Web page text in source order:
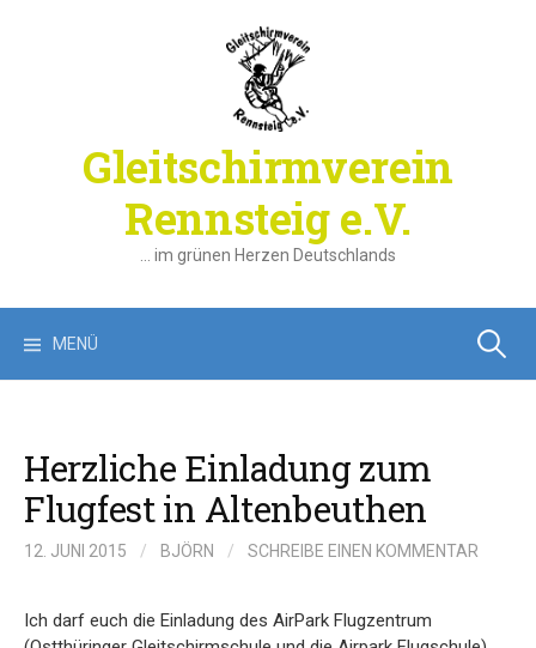
Gleitschirmverein
Rennsteig e.V.
… im grünen Herzen Deutschlands
MENÜ Suchen
Herzliche Einladung zum
Flugfest in Altenbeuthen
12. JUNI 2015 / BJÖRN / SCHREIBE EINEN KOMMENTAR
Ich darf euch die Einladung des AirPark Flugzentrum